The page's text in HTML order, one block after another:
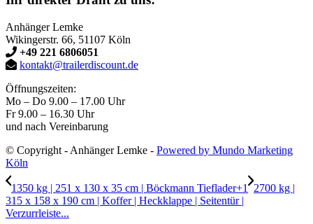
Anhänger Lemke
Wikingerstr. 66, 51107 Köln
+49 221 6806051
kontakt@trailerdiscount.de
Öffnungszeiten:
Mo – Do 9.00 – 17.00 Uhr
Fr 9.00 – 16.30 Uhr
und nach Vereinbarung
© Copyright - Anhänger Lemke - Powered by Mundo Marketing
Köln
1350 kg | 251 x 130 x 35 cm | Böckmann Tieflader+1
2700 kg |
315 x 158 x 190 cm | Koffer | Heckklappe | Seitentür |
Verzurrleiste...